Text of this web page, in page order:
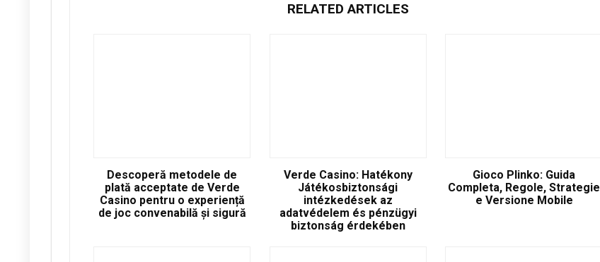
RELATED ARTICLES
Descoperă metodele de
plată acceptate de Verde
Casino pentru o experiență
de joc convenabilă și sigură
Verde Casino: Hatékony
Játékosbiztonsági
intézkedések az
adatvédelem és pénzügyi
biztonság érdekében
Gioco Plinko: Guida
Completa, Regole, Strategie
e Versione Mobile